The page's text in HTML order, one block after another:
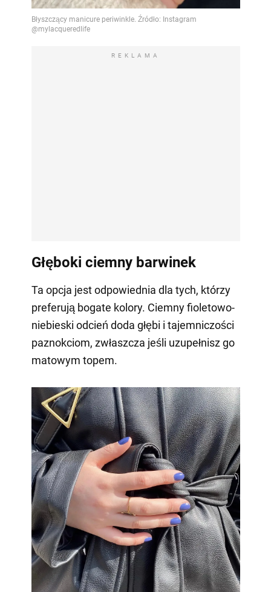
REKLAMA
Głęboki ciemny barwinek
Ta opcja jest odpowiednia dla tych, którzy
preferują bogate kolory. Ciemny fioletowo-
niebieski odcień doda głębi i tajemniczości
paznokciom, zwłaszcza jeśli uzupełnisz go
matowym topem.